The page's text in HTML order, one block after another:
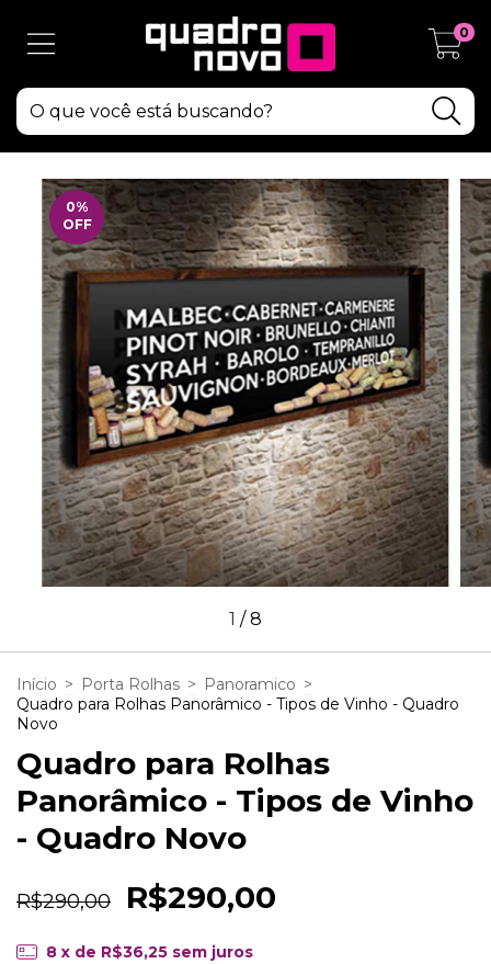
0
0%
OFF
1 /8
Início > Porta Rolhas > Panoramico >
Quadro para Rolhas Panorâmico - Tipos de Vinho - Quadro
Novo
Quadro para Rolhas
Panorâmico - Tipos de Vinho
- Quadro Novo
R$290,00 R$290,00
8 x de R$36,25 sem juros